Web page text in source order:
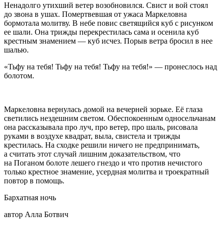
Ненадолго утихший ветер возобновился. Свист и вой стоял
до звона в ушах. Помертвевшая от ужаса Маркеловна
бормотала молитву. В небе повис светящийся куб с рисунком
ее шали. Она трижды перекрестилась сама и осенила куб
крестным знамением — куб исчез. Порыв ветра бросил в нее
шалью.
«Тьфу на тебя! Тьфу на тебя! Тьфу на тебя!» — пронеслось над
болотом.
Маркеловна вернулась домой на вечерней зорьке. Её глаза
светились нездешним светом. Обеспокоенным односельчанам
она рассказывала про луч, про ветер, про шаль, рисовала
руками в воздухе квадрат, выла, свистела и трижды
крестилась. На сходке решили ничего не предпринимать,
а считать этот случай лишним доказательством, что
на Поганом болоте лешего гнездо и что против нечистого
только крестное знамение, усердная молитва и троекратный
повтор в помощь.
Бархатная ночь
автор Алла Ботвич